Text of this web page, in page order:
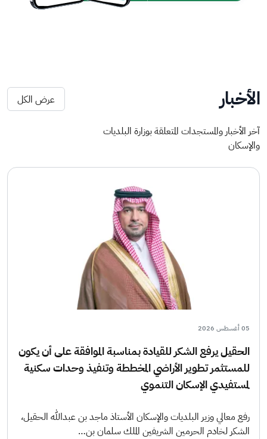
الأخبار عرض الكل
آخر الأخبار والمستجدات المتعلقة بوزارة البلديات
والإسكان
05 أغسطس 2026
الحقيل يرفع الشكر للقيادة بمناسبة الموافقة على أن يكون
للمستثمر تطوير الأراضي المخططة وتنفيذ وحدات سكنية
لمستفيدي الإسكان التنموي
رفع معالي وزير البلديات والإسكان الأستاذ ماجد بن عبدالله الحقيل،
الشكر لخادم الحرمين الشريفين الملك سلمان بن…